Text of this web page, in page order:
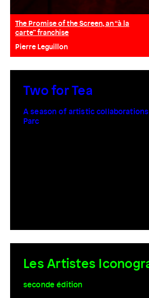
The Promise of the Screen, an “à la
carte” franchise
Pierre Leguillon
Two for Tea
A season of artistic collaborations
Parc
Les Artistes
seconde édition